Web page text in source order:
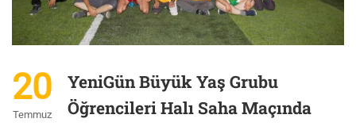
20
Temmuz
YeniGün Büyük Yaş Grubu
Öğrencileri Halı Saha Maçında